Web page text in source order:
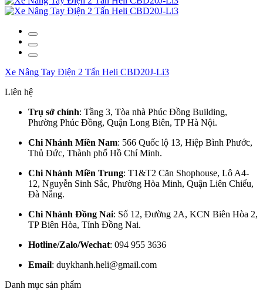
Xe Nâng Tay Điện 2 Tấn Heli CBD20J-Li3
Liên hệ
Trụ sở chính: Tầng 3, Tòa nhà Phúc Đồng Building,
Phường Phúc Đồng, Quận Long Biên, TP Hà Nội.
Chi Nhánh Miền Nam: 566 Quốc lộ 13, Hiệp Bình Phước,
Thủ Đức, Thành phố Hồ Chí Minh.
Chi Nhánh Miền Trung: T1&T2 Căn Shophouse, Lô A4-
12, Nguyễn Sinh Sắc, Phường Hòa Minh, Quận Liên Chiểu,
Đà Nẵng.
Chi Nhánh Đồng Nai: Số 12, Đường 2A, KCN Biên Hòa 2,
TP Biên Hòa, Tỉnh Đồng Nai.
Hotline/Zalo/Wechat: 094 955 3636
Email: duykhanh.heli@gmail.com
Danh mục sản phẩm